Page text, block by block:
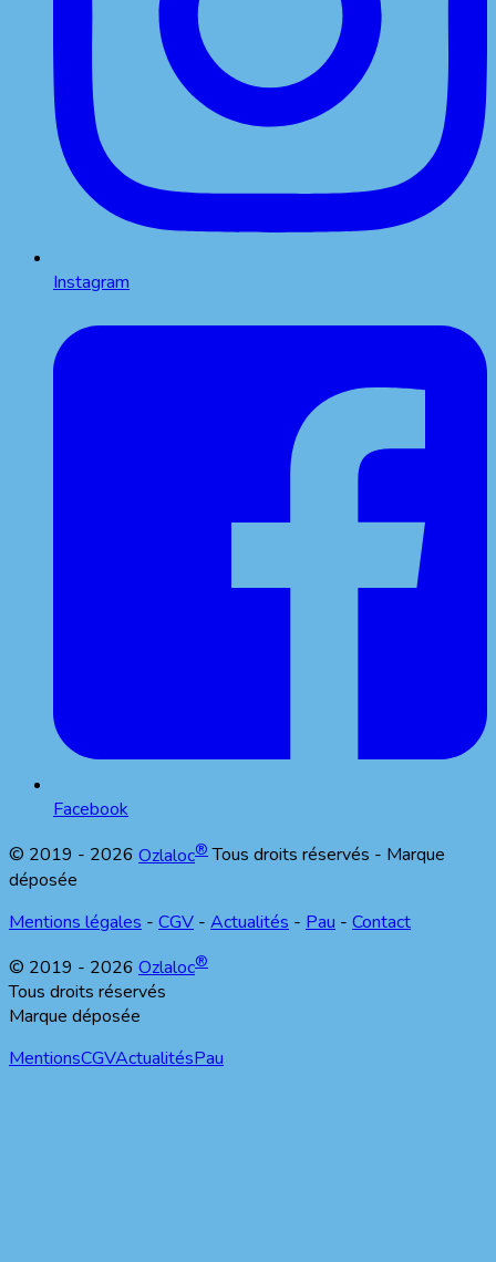
Instagram
Facebook
© 2019 - 2026 Ozlaloc® Tous droits réservés - Marque
déposée
Mentions légales - CGV - Actualités - Pau - Contact
© 2019 - 2026 Ozlaloc®
Tous droits réservés
Marque déposée
MentionsCGVActualitésPau